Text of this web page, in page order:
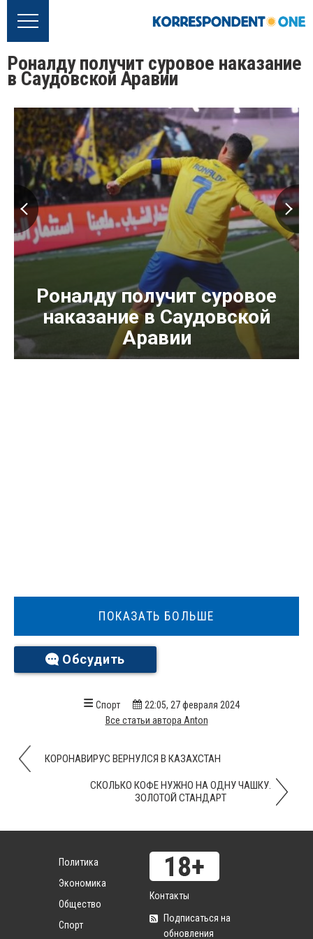
Роналду получит суровое наказание
в Саудовской Аравии
Роналду получит суровое
наказание в Саудовской
Аравии
ПОКАЗАТЬ БОЛЬШЕ
Обсудить
Спорт
22:05, 27 февраля 2024
Все статьи автора Anton
КОРОНАВИРУС ВЕРНУЛСЯ В КАЗАХСТАН
СКОЛЬКО КОФЕ НУЖНО НА ОДНУ ЧАШКУ.
ЗОЛОТОЙ СТАНДАРТ
Политика
Экономика
Общество
Спорт
Контакты
Подписаться на
обновления